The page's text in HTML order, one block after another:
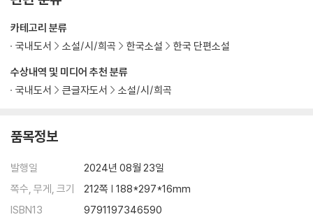
수상내역 및 미디어 추천 분류
국내도서
큰글자도서 소설/시/희곡
카테고리 분류
국내도서
소설/시/희곡 한국소설 한국 단편소설
품목정보
발행일
2024년 08월 23일
쪽수, 무게, 크기
212쪽 | 188*297*16mm
ISBN13
9791197346590